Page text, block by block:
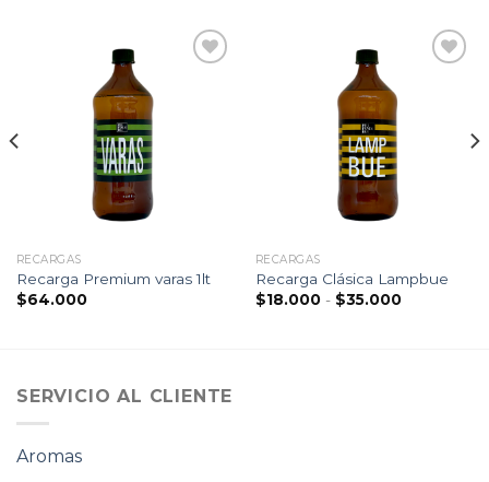
seguimiento
RECARGAS
Recarga Premium varas 1lt
$64.000
seguimiento
RECARGAS
Recarga Clásica Lampbue
$18.000 - $35.000Rango
SERVICIO AL CLIENTE
Aromas